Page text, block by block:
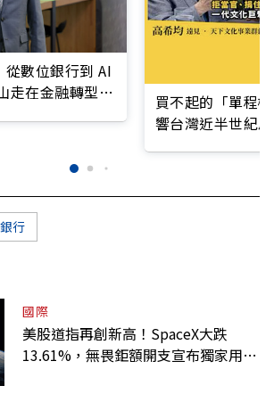
數位銀行到 AI
走在金融轉型最
買不起的「單程
響台灣近半世紀
行
國際
美股道指再創新高！SpaceX大跌
13.61%，無畏鉅額開支宣布獨家用輝